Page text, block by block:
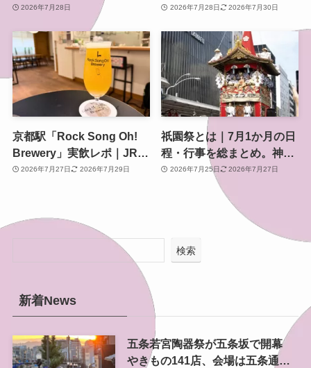
「KYOTO VALLEY」始
動、学生主体で2027年Vリ
ーグ参入目指す
2026年7月28日
のスケジュールと見どころ
2026年7月28日 2026年7月30日
京都駅「Rock Song Oh!
Brewery」実飲レポ｜JR東
海グループ初の自社醸造ク
2026年7月27日 2026年7月29日
祇園祭とは｜7月1か月の日
程・行事を総まとめ。神幸
祭・山鉾巡行・還幸祭まで
2026年7月25日 2026年7月27日
検索
新着News
五条若宮陶器祭が五条坂で開幕
やきもの141店、会場は五条通の